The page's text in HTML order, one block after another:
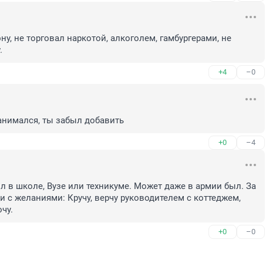
не торговал наркотой, алкоголем, гамбургерами, не
+4 –0
ты забыл добавить
+0 –4
в школе, Вузе или техникуме. Может даже в армии был. За
с желаниями: Кручу, верчу руководителем с коттеджем,
+0 –0